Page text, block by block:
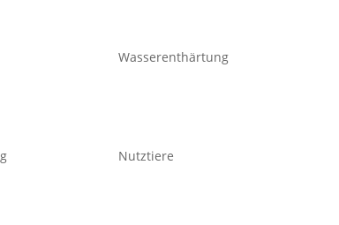
Wasserenthärtung
Nutztiere